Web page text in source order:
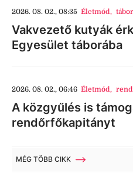
2026. 08. 02., 08:35 Életmód, tábor
Vakvezető kutyák
Egyesület táborába
2026. 08. 02., 06:46 Életmód,
A közgyűlés is
rendőrfőkapitányt
MÉG TÖBB CIKK